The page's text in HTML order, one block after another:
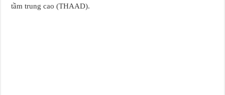
tầm trung cao (THAAD).